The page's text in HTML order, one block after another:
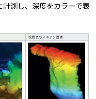
測し、深度をカラーで表